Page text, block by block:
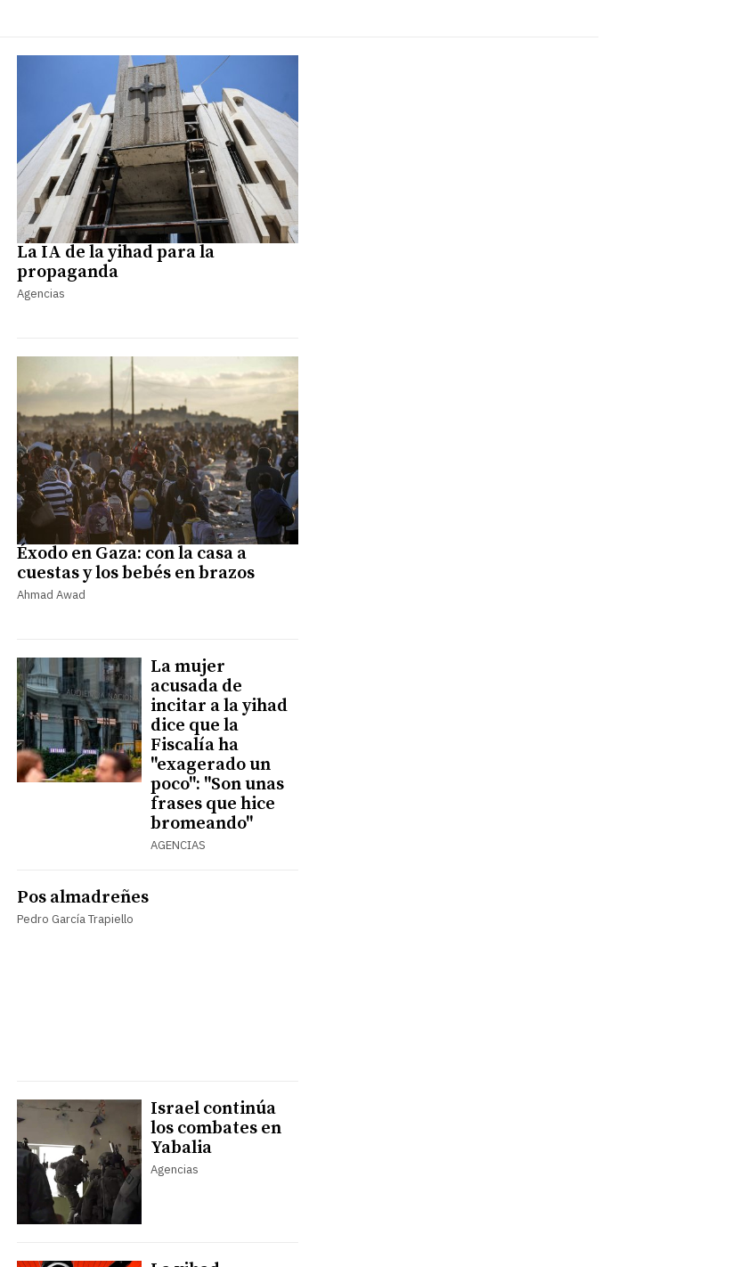
La IA de la yihad para la
propaganda
Agencias
Éxodo en Gaza: con la casa a
cuestas y los bebés en brazos
Ahmad Awad
La mujer
acusada de
incitar a la yihad
dice que la
Fiscalía ha
"exagerado un
poco": "Son unas
frases que hice
bromeando"
AGENCIAS
Pos almadreñes
Pedro García Trapiello
Israel continúa
los combates en
Yabalia
Agencias